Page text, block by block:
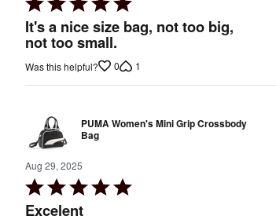
5
out
It's a nice size bag, not too big,
not too small.
Was this helpful? 0 1
PUMA Women's Mini Grip Crossbody
Bag
Aug 29, 2025
Rated
5
Excelent